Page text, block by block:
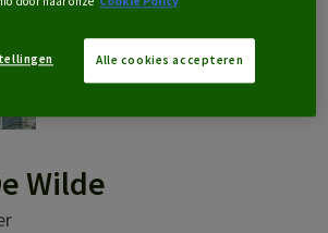
Wilde
Alle cookies accepteren